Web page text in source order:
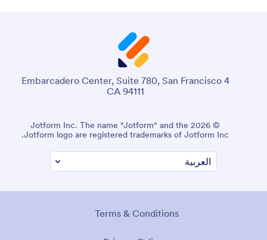
4 Embarcadero Center, Suite 780, San Francisco
CA 94111
© 2026 Jotform Inc. The name "Jotform" and the
Jotform logo are registered trademarks of Jotform Inc.
Terms & Conditions